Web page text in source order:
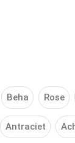
Beha Rose
Antraciet